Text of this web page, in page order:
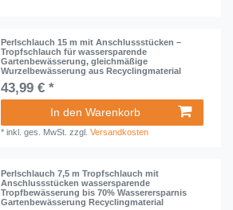
Perlschlauch 15 m mit Anschlussstücken –
Tropfschlauch für wassersparende
Gartenbewässerung, gleichmäßige
Wurzelbewässerung aus Recyclingmaterial
43,99 € *
In den Warenkorb
*inkl. ges. MwSt. zzgl.Versandkosten
Perlschlauch 7,5 m Tropfschlauch mit
Anschlussstücken wassersparende
Tropfbewässerung bis 70% Wasserersparnis
Gartenbewässerung Recyclingmaterial